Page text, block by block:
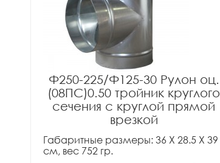
Ф250-225/Ф125-30 Рулон оц.
(08ПС)0.50 тройник круглого
сечения с круглой прямой
врезкой
Габаритные размеры: 36 X 28.5 X 39
см, вес 752 гр.